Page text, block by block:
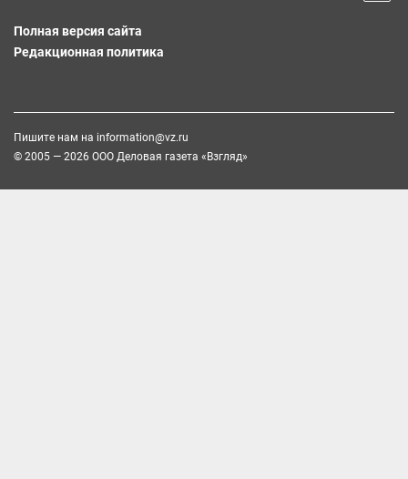
Полная версия сайта
Редакционная политика
Пишите нам на information@vz.ru
© 2005 — 2026 ООО Деловая газета «Взгляд»